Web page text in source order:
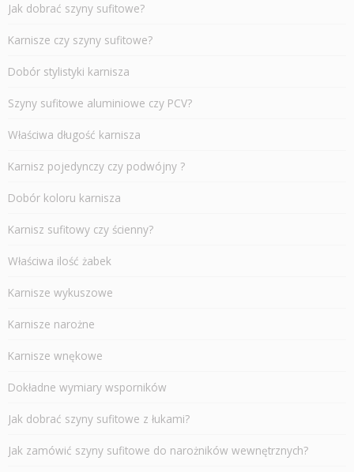
Jak dobrać szyny sufitowe?
Karnisze czy szyny sufitowe?
Dobór stylistyki karnisza
Szyny sufitowe aluminiowe czy PCV?
Właściwa długość karnisza
Karnisz pojedynczy czy podwójny ?
Dobór koloru karnisza
Karnisz sufitowy czy ścienny?
Właściwa ilość żabek
Karnisze wykuszowe
Karnisze narożne
Karnisze wnękowe
Dokładne wymiary wsporników
Jak dobrać szyny sufitowe z łukami?
Jak zamówić szyny sufitowe do narożników wewnętrznych?